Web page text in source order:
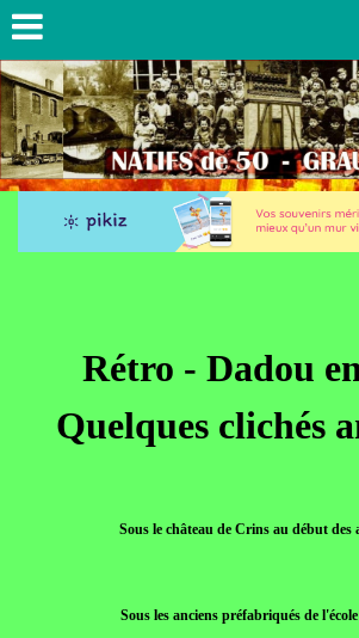
Rétro - Dadou
Quelques clichés
Sous le château de Crins au début des
Sous les anciens préfabriqués de